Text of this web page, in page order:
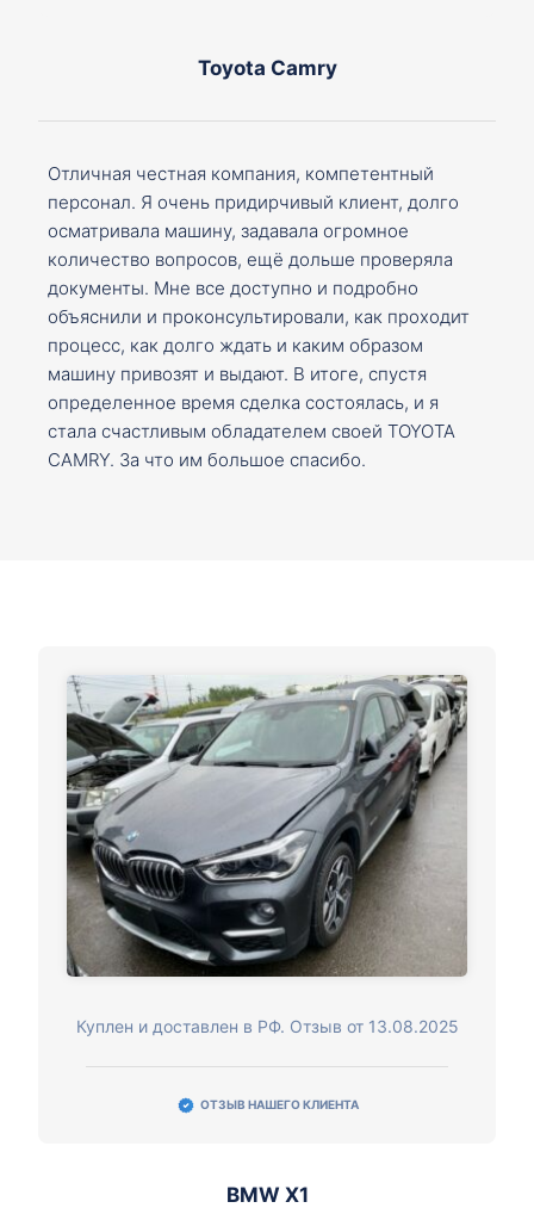
Toyota Camry
Отличная честная компания, компетентный
персонал. Я очень придирчивый клиент, долго
осматривала машину, задавала огромное
количество вопросов, ещё дольше проверяла
документы. Мне все доступно и подробно
объяснили и проконсультировали, как проходит
процесс, как долго ждать и каким образом
машину привозят и выдают. В итоге, спустя
определенное время сделка состоялась, и я
стала счастливым обладателем своей TOYOTA
CAMRY. За что им большое спасибо.
Куплен и доставлен в РФ. Отзыв от 13.08.2025
ОТЗЫВ НАШЕГО КЛИЕНТА
BMW X1